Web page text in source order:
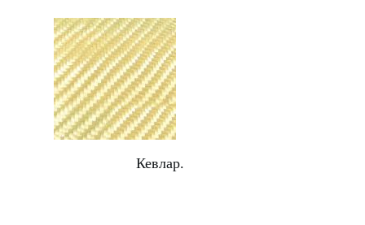
Кевлар.